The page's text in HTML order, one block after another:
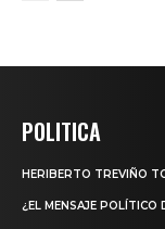
POLITICA
HERIBERTO TREVIÑO
¿EL MENSAJE POLÍTICO